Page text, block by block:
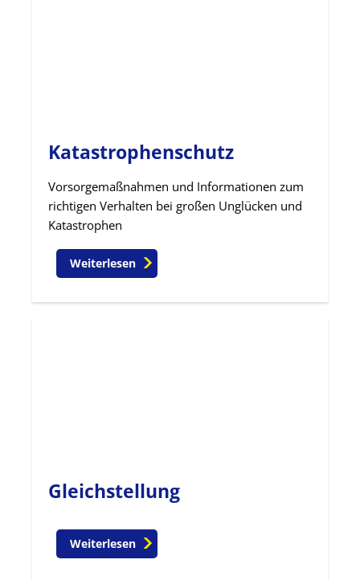
Katastrophenschutz
Vorsorgemaßnahmen und Informationen zum
richtigen Verhalten bei großen Unglücken und
Katastrophen
Weiterlesen
Gleichstellung
Weiterlesen